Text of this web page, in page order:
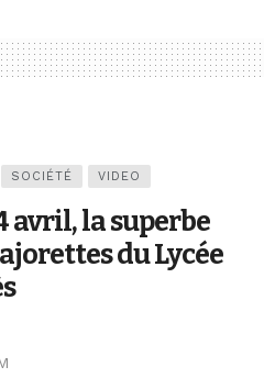
SOCIÉTÉ VIDEO
avril, la superbe
du Lycée